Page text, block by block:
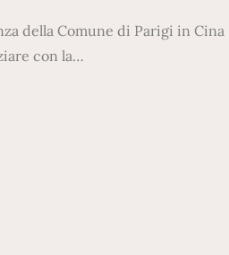
della Comune di Parigi in Cina
con la…